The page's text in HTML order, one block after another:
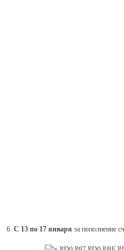
6. С 13 по 17 января за пополнение